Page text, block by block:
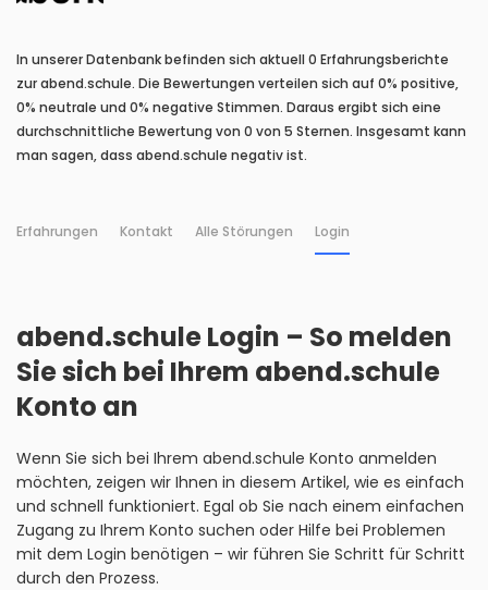
In unserer Datenbank befinden sich aktuell 0 Erfahrungsberichte
zur abend.schule. Die Bewertungen verteilen sich auf 0% positive,
0% neutrale und 0% negative Stimmen. Daraus ergibt sich eine
durchschnittliche Bewertung von 0 von 5 Sternen. Insgesamt kann
man sagen, dass abend.schule negativ ist.
Erfahrungen Kontakt Alle Störungen Login
abend.schule Login – So melden
Sie sich bei Ihrem abend.schule
Konto an
Wenn Sie sich bei Ihrem abend.schule Konto anmelden
möchten, zeigen wir Ihnen in diesem Artikel, wie es einfach
und schnell funktioniert. Egal ob Sie nach einem einfachen
Zugang zu Ihrem Konto suchen oder Hilfe bei Problemen
mit dem Login benötigen – wir führen Sie Schritt für Schritt
durch den Prozess.